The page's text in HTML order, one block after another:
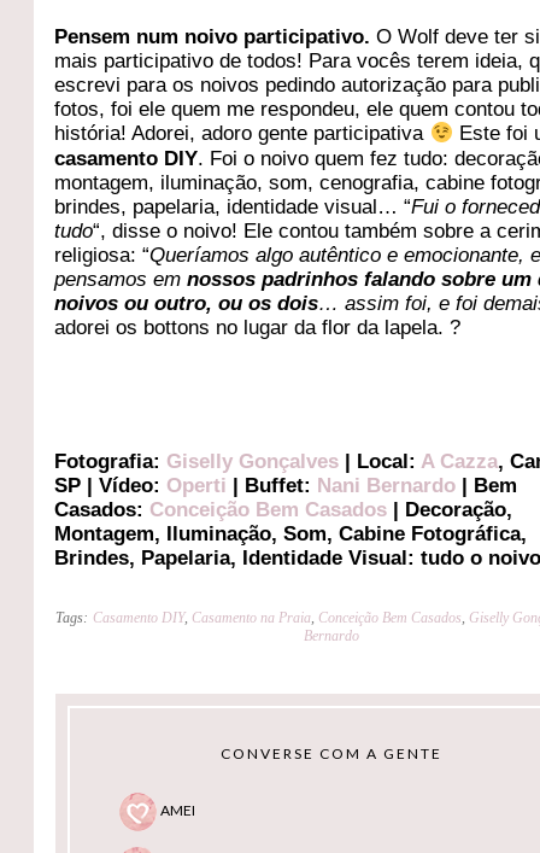
Pensem num noivo participativo. O Wolf deve ter
mais participativo de todos! Para vocês terem ideia,
escrevi para os noivos pedindo autorização para
fotos, foi ele quem me respondeu, ele quem contou
história! Adorei, adoro gente participativa
Este foi
casamento DIY. Foi o noivo quem fez tudo:
montagem, iluminação, som, cenografia, cabine
brindes, papelaria, identidade visual… “Fui o
tudo“, disse o noivo! Ele contou também sobre a
religiosa: “Queríamos algo autêntico e emocionante,
pensamos emnossos padrinhos falando sobre um
noivos ou outro, ou os dois… assim foi, e foi
adorei os bottons no lugar da flor da lapela. ?
Fotografia: Giselly Gonçalves | Local: A Cazza,
SP | Vídeo: Operti | Buffet: Nani Bernardo | Bem
Casados: Conceição Bem Casados | Decoração,
Montagem, Iluminação, Som, Cabine Fotográfica,
Brindes, Papelaria, Identidade Visual: tudo o
Tags: Casamento DIY, Casamento na Praia Conceição Bem Casados Giselly
Bernardo
CONVERSE COM A GENTE
AMEI